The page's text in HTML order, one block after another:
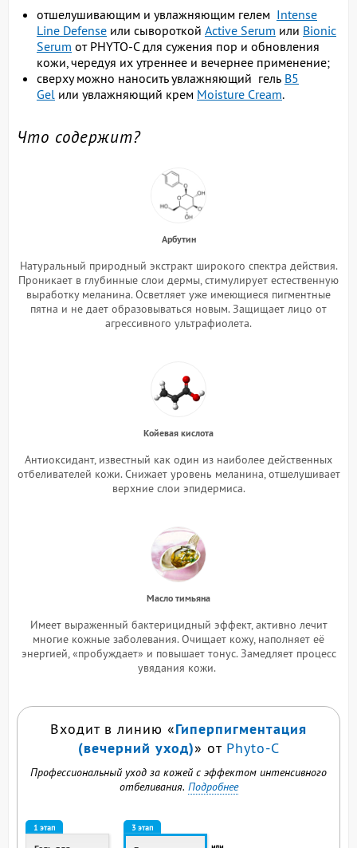
отшелушивающим и увлажняющим гелем Intense
Line Defense или сывороткой Active Serum или Bionic
Serum от PHYTO-C для сужения пор и обновления
кожи, чередуя их утреннее и вечернее применение;
сверху можно наносить увлажняющий гель B5
Gel или увлажняющий крем Moisture Cream.
Что содержит?
Арбутин
Натуральный природный экстракт широкого спектра действия.
Проникает в глубинные слои дермы, стимулирует естественную
выработку меланина. Осветляет уже имеющиеся пигментные
пятна и не дает образовываться новым. Защищает лицо от
агрессивного ультрафиолета.
Койевая кислота
Антиоксидант, известный как один из наиболее действенных
отбеливателей кожи. Снижает уровень меланина, отшелушивает
верхние слои эпидермиса.
Масло тимьяна
Имеет выраженный бактерицидный эффект, активно лечит
многие кожные заболевания. Очищает кожу, наполняет её
энергией, «пробуждает» и повышает тонус. Замедляет процесс
увядания кожи.
Входит в линию «Гиперпигментация
(вечерний уход)» от Phyto-C
Профессиональный уход за кожей с эффектом интенсивного
отбеливания. Подробнее
1 этап 3 этап